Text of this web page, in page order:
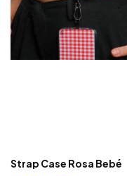
Strap Case Rosa Bebé